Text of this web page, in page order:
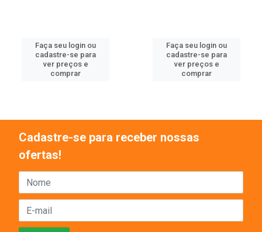
Faça seu login ou
cadastre-se para
ver preços e
comprar
Faça seu login ou
cadastre-se para
ver preços e
comprar
Cadastre-se para receber nossas
ofertas!